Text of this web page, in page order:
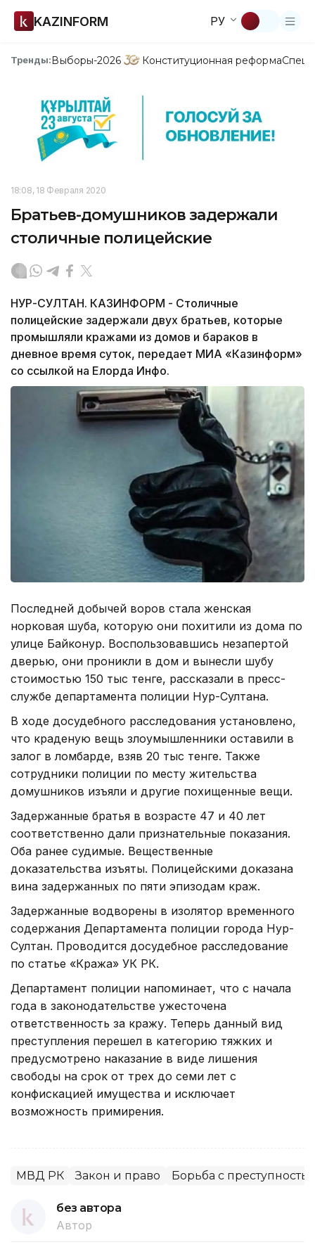
KAZINFORM РУ
Тренды:Выборы-2026 Конституционная реформа
18:08, 18 Февраля 2020
Братьев-домушников задержали
столичные полицейские
НУР-СУЛТАН. КАЗИНФОРМ - Столичные
полицейские задержали двух братьев, которые
промышляли кражами из домов и бараков в
дневное время суток, передает МИА «Казинформ»
со ссылкой на Елорда Инфо.
Последней добычей воров стала женская
норковая шуба, которую они похитили из дома по
улице Байконур. Воспользовавшись незапертой
дверью, они проникли в дом и вынесли шубу
стоимостью 150 тыс тенге, рассказали в пресс-
службе департамента полиции Нур-Султана.
В ходе досудебного расследования установлено,
что краденую вещь злоумышленники оставили в
залог в ломбарде, взяв 20 тыс тенге. Также
сотрудники полиции по месту жительства
домушников изъяли и другие похищенные вещи.
Задержанные братья в возрасте 47 и 40 лет
соответственно дали признательные показания.
Оба ранее судимые. Вещественные
доказательства изъяты. Полицейскими доказана
вина задержанных по пяти эпизодам краж.
Задержанные водворены в изолятор временного
содержания Департамента полиции города Нур-
Султан. Проводится досудебное расследование
по статье «Кража» УК РК.
Департамент полиции напоминает, что с начала
года в законодательстве ужесточена
ответственность за кражу. Теперь данный вид
преступления перешел в категорию тяжких и
предусмотрено наказание в виде лишения
свободы на срок от трех до семи лет с
конфискацией имущества и исключает
возможность примирения.
МВД РК Закон и право Борьба с
без автора
Автор